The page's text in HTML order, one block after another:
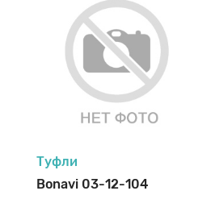
Туфли
Bonavi 03-12-104